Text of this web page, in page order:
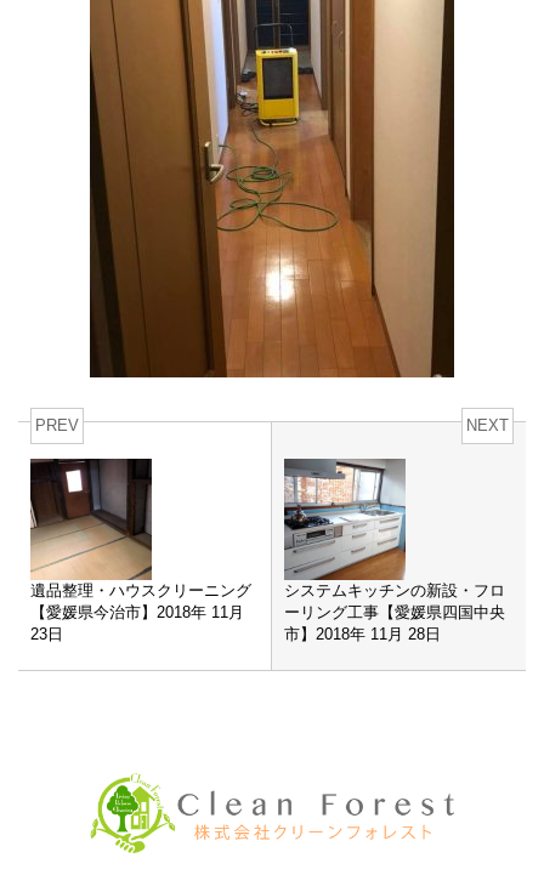
PREV
遺品整理・ハウスクリーニング
【愛媛県今治市】2018年 11月
23日
NEXT
システムキッチンの新設・フロ
ーリング工事【愛媛県四国中央
市】2018年 11月 28日